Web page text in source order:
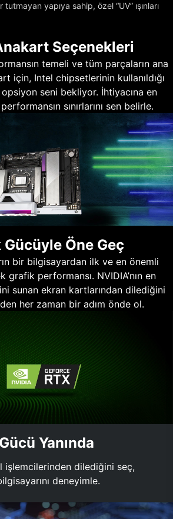
tutmayan yapıya sahip, özel “UV” ışınları
Seçenekleri
temeli ve tüm parçaların ana
için, Intel chipsetlerinin kullanıldığı
seni bekliyor. İhtiyacına en
sınırlarını sen belirle.
Öne Geç
bir bilgisayardan ilk ve en önemli
grafik performansı. NVIDIA’nın en
sunan ekran kartlarından dilediğini
her zaman bir adım önde ol.
Yanında
işlemcilerinden dilediğini seç,
deneyimle.